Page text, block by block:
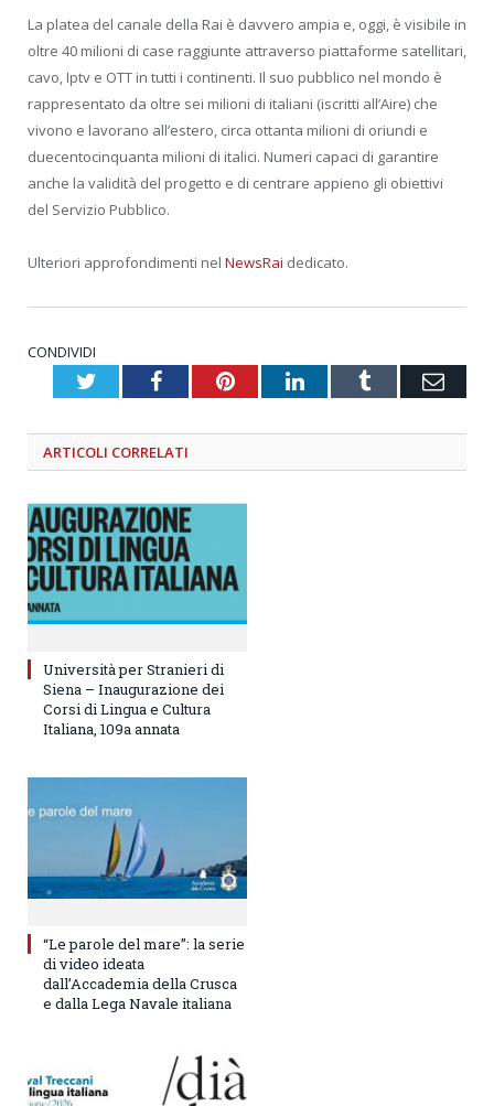
La platea del canale della Rai è davvero ampia e, oggi, è visibile in
oltre 40 milioni di case raggiunte attraverso piattaforme satellitari,
cavo, Iptv e OTT in tutti i continenti. Il suo pubblico nel mondo è
rappresentato da oltre sei milioni di italiani (iscritti all’Aire) che
vivono e lavorano all’estero, circa ottanta milioni di oriundi e
duecentocinquanta milioni di italici. Numeri capaci di garantire
anche la validità del progetto e di centrare appieno gli obiettivi
del Servizio Pubblico.
Ulteriori approfondimenti nel NewsRai dedicato.
CONDIVIDI
TwitterFacebookPinterestLinkedInTumblr
ARTICOLI CORRELATI
Università per Stranieri di
Siena – Inaugurazione dei
Corsi di Lingua e Cultura
Italiana, 109a annata
“Le parole del mare”: la serie
di video ideata
dall’Accademia della Crusca
e dalla Lega Navale italiana